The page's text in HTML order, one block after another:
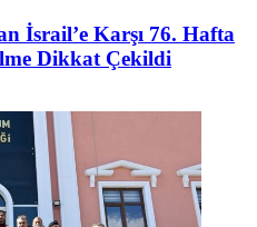
İsrail’e Karşı 76. Hafta
Dikkat Çekildi